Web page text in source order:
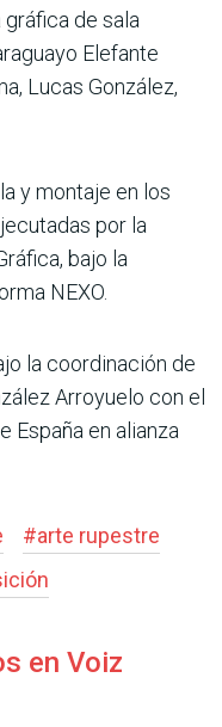
de sala
Elefante
Lucas González,
y montaje en los
por la
bajo la
NEXO.
la coordinación de
Arroyuelo con el
España en alianza
#arte rupestre
en Voiz